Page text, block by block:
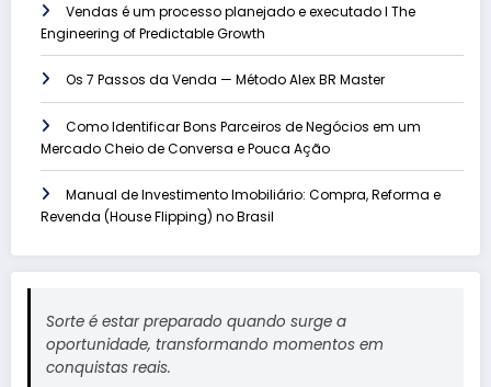
Vendas é um processo planejado e executado l The
Engineering of Predictable Growth
Os 7 Passos da Venda — Método Alex BR Master
Como Identificar Bons Parceiros de Negócios em um
Mercado Cheio de Conversa e Pouca Ação
Manual de Investimento Imobiliário: Compra, Reforma e
Revenda (House Flipping) no Brasil
Sorte é estar preparado quando surge a
oportunidade, transformando momentos em
conquistas reais.